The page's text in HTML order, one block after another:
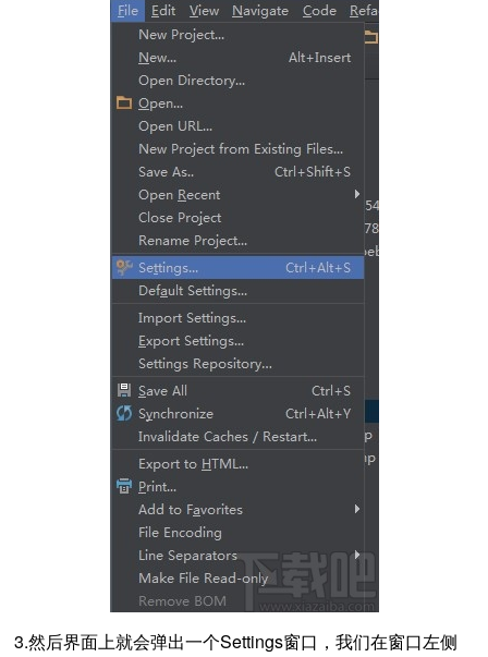
3.然后界面上就会弹出一个Settings窗口，我们在窗口左侧